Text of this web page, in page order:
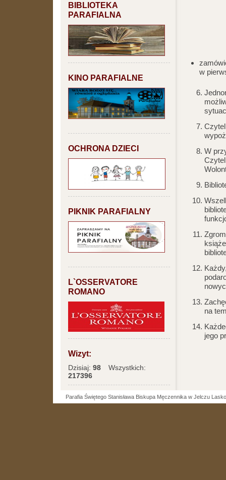
BIBLIOTEKA
PARAFIALNA
KINO PARAFIALNE
OCHRONA DZIECI
PIKNIK PARAFIALNY
L`OSSERVATORE
ROMANO
Wizyt:
Dzisiaj: 98
Wszystkich:
217396
w
W
na
jego
Parafia Świętego Stanisława Biskupa Męczennika w Jelczu